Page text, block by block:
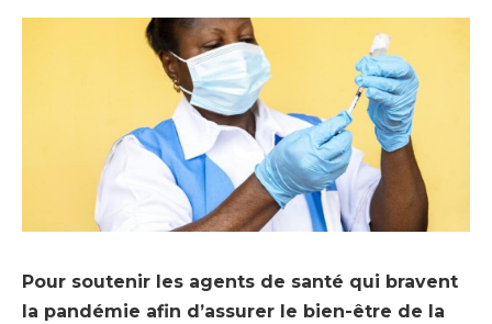
Pour soutenir les agents de santé qui bravent
la pandémie afin d’assurer le bien-être de la